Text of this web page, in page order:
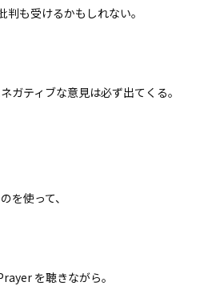
も受けるかもしれない。
ガティブな意見は必ず出てくる。
を使って、
を聴きながら。